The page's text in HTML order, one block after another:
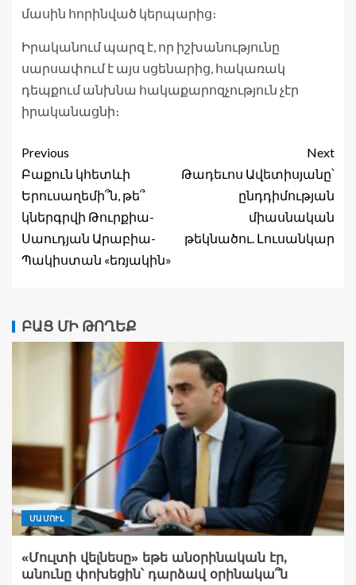
մասին հորինված կերպարից։
Իրականում պարզ է, որ իշխանությունը
սարսափում է այս սցենարից, հակառակ
դեպքում անխնա հակաքարոզչություն չէր
իրականացնի։
Previous
Բաքուն կհետևի
Երուսաղեմի՞ն, թե՞
կներգրվի Թուրքիա-
Սաուդյան Արաբիա-
Պակիստան «եռյակին»
Next
Թադեւոս Ավետիսյանը՝
ընդդիմության
միասնական
թեկնածու. Լուսանկար
ԲԱՑ ՄԻ ԹՈՂԵՔ
ՄԱՄՈՒԼ
«Մուլտի վելնեսը» եթե անօրինական էր,
անունը փոխեցին՝ դարձավ օրինակա՞ն